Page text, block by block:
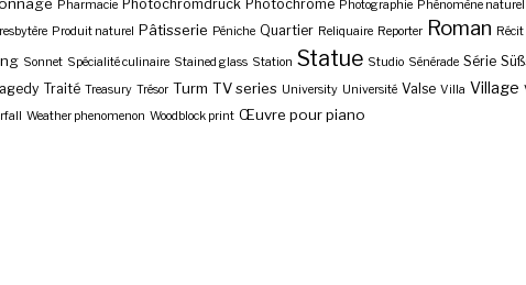
Pharmacie Photochromdruck Photochrome Photographie Phénomène naturel
Produit naturel Pâtisserie Péniche Quartier Reliquaire Reporter Roman Récit
Sonnet Spécialité culinaire Stained glass Station Statue Studio Sénérade Série
Traité Treasury Trésor Turm TV series University Université Valse Villa Village
Weather phenomenon Woodblock print Œuvre pour piano